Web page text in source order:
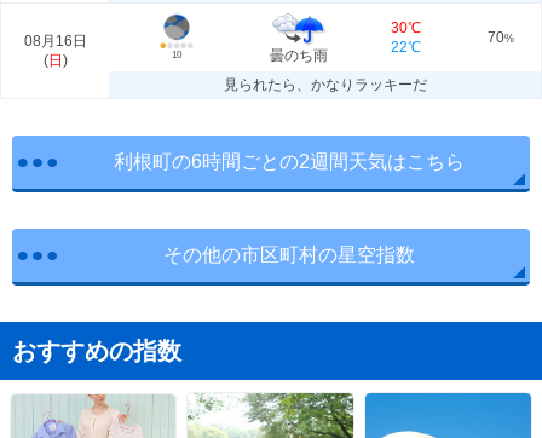
08月16日
(日 ) 10 曇のち雨
30℃
22℃
70%
見られたら、かなりラッキーだ
利根町の6時間ごとの2週間天気はこちら
その他の市区町村の星空指数
おすすめの指数